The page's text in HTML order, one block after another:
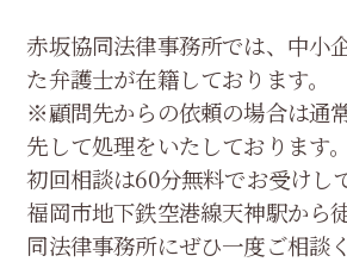
赤坂協同法律事務所では、中小
た弁護士が在籍しております。
※顧問先からの依頼の場合は通
先して処理をいたしております。
初回相談は60分無料でお受けし
福岡市地下鉄空港線天神駅から
同法律事務所にぜひ一度ご相談